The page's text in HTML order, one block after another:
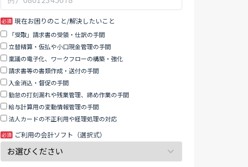
自
動
化
現在お困りのこと/解決したいこと
「受取」請求書の受領・仕訳の手間
立替精算・仮払や小口現金管理の手間
稟議の電子化、ワークフローの構築・強化
請求書等の書類作成・送付の手間
入金消込・督促の手間
勤怠の打刻漏れや残業管理、締め作業の手間
給与計算用の変動情報管理の手間
法人カードの不正利用や経理処理の対応
ご利用の会計ソフト（選択式）
は
空
白
の
ま
ま
に
し
て
く
だ
さ
い。